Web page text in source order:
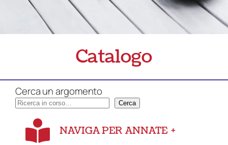
Catalogo
Cerca un argomento
Cerca
NAVIGA PER ANNATE +